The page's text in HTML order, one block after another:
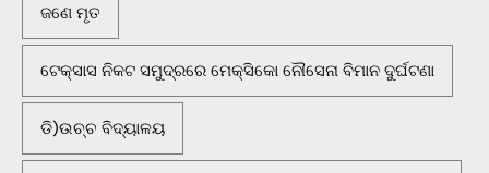
ଜଣେ ମୃତ
ଟେକ୍ସାସ ନିକଟ ସମୁଦ୍ରରେ ମେକ୍ସିକୋ ନୌସେନା ବିମାନ ଦୁର୍ଘଟଣା
ଡି)ଉଚ୍ଚ ବିଦ୍ୟାଳୟ